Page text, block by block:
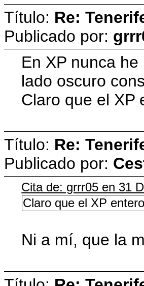
Título: Re:
Publicado por:
En XP nunca
lado oscuro
Claro que el XP
Título: Re:
Publicado por:
Cita de: grrr05 en 31
Claro que el XP
Ni a mí, que la